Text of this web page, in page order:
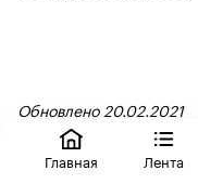
Обновлено 20.02.2021
Авторы
Главная Лента